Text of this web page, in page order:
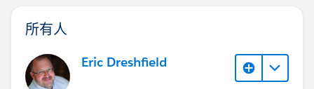
所有人
Eric Dreshfield